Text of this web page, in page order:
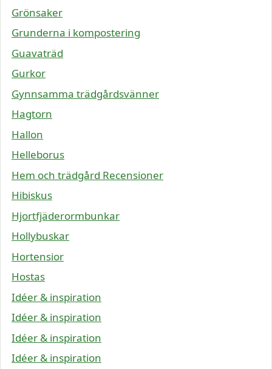
Grönsaker
Grunderna i kompostering
Guavaträd
Gurkor
Gynnsamma trädgårdsvänner
Hagtorn
Hallon
Helleborus
Hem och trädgård Recensioner
Hibiskus
Hjortfjäderormbunkar
Hollybuskar
Hortensior
Hostas
Idéer & inspiration
Idéer & inspiration
Idéer & inspiration
Idéer & inspiration